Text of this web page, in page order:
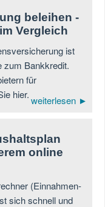
beleihen -
Vergleich
ist
zum Bankkredit.
für
hier.weiterlesen ►
online
(Einnahmen-
sich schnell und